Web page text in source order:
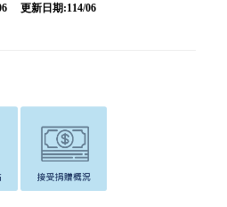
更新日期:114/06